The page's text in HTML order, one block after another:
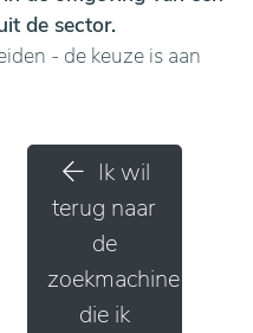
de sector.
- de keuze is aan
Ik wil
terug naar
de
zoekmachine
die ik